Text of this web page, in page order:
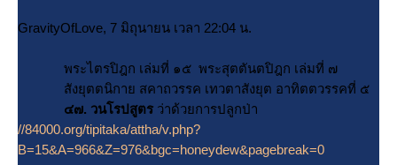
GravityOfLove, 7 มิถุนายน เวลา 22:04 น.
พระไตรปิฎก เล่มที่ ๑๕ พระสุตตันตปิฎก เล่มที่ ๗
สังยุตตนิกาย สคาถวรรค เทวตาสังยุต อาทิตตวรรคที่ ๕
๔๗. วนโรปสูตร ว่าด้วยการปลูกป่า
//84000.org/tipitaka/attha/v.php?
B=15&A=966&Z=976&bgc=honeydew&pagebreak=0